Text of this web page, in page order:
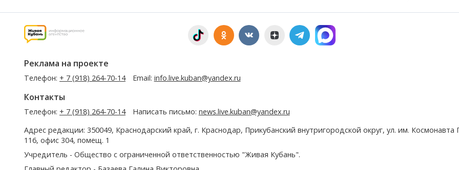
Реклама на проекте
Телефон: + 7 (918) 264-70-14 Email: info.live.kuban@yandex.ru
Контакты
Телефон: + 7 (918) 264-70-14 Написать письмо: news.live.kuban@yandex.ru
Адрес редакции: 350049, Краснодарский край, г. Краснодар, Прикубанский внутригородской округ, ул. им. Космонавта
116, офис 304, помещ. 1
Учредитель - Общество с ограниченной ответственностью "Живая Кубань".